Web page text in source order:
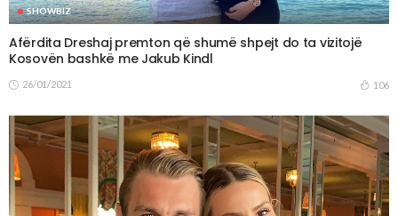
SHOWBIZ
Afërdita Dreshaj premton që shumë shpejt do ta vizitojë
Kosovën bashkë me Jakub Kindl
26/01/2021 106